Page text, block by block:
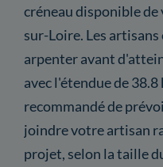
créneau disponible
sur-Loire. Les
arpenter avant
avec l'étendue de
recommandé de
joindre votre artisan
projet, selon la taille